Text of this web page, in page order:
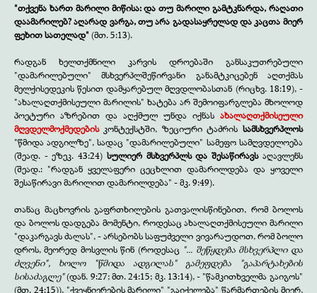
"თქვენა ხართ მარილი მიწისა: და თუ მარილი გამტკნარდა, რაღათი
დაამარილებ? აღარად ვარგა, თუ არა გადასაყრელად და კაცთა მიერ
ფეხით სათელად" (მთ. 5:13).
რადგან ხელთქმნილი კარვის დროებაში განსაკუთრებული
"დამარილებული" მსხვერპლშეწირვანი განამტკიცებენ აღთქმას
მელქისედეკის წესით დამყარებულ მღვდლობასთან (რიცხვ. 18:19), -
"ახალაღთქმისეული მარილის" ხატება არ შემოიფარგლება მხოლოდ
პოეტური აზრებით და აღქმულ უნდა იქნას ახალაღთქმისეული
მღვდელმოქმედების კონტექსტში, ზეციური ტაძრის სამსხვერპლოს
"წმიდა ადგილზე", სადაც "დამარილებული" სამეფო სამღვდელოება
(შეად. - ეზეკ. 43:24) სულიერ მსხვერპლს და შესაწირავს აღავლენს
(შეად.: "რადგან ყველაფერი ცეცხლით დამარილდება და ყოველი
შესაწირავი მარილით დამარილდება" - მკ. 9:49).
თანაც მაცხოვრის გაფრთხილების გათვალისწინებით, რომ ბოლოს
და ბოლოს დადგება მომენტი, როდესაც ახალაღთქმისეული მარილი
"დაკარგავს ძალას", - არსებობს საფუძველი ვივარაუდოთ, რომ ბოლო
დროს, მეორედ მოსვლის წინ (როდესაც "... შეწყდება მსხვერპლი და
ძღვენი", ხოლო "წმიდა ადგილას" გამეფდება "გაპარტახების
სისაძაგლე"(დან. 9:27; მთ. 24:15; მკ. 13:14), - "წამკითხველმა გაიგოს"
(მთ. 24:15)), "ქვეყნიერების მარილი" "გაიქელება" წარმართების მიერ,